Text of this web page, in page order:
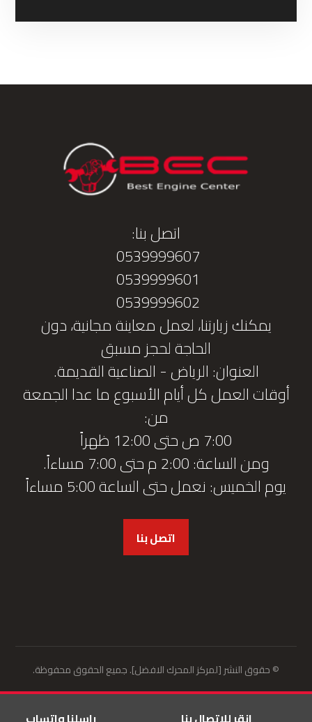
اتصل بنا:
0539999607
0539999601
0539999602
يمكنك زيارتنا، لعمل معاينة مجانية، دون
الحاجة لحجز مسبق
العنوان: الرياض - الصناعية القديمة.
أوقات العمل كل أيام الأسبوع ما عدا الجمعة
من:
7:00 ص حتى 12:00 ظهراً
ومن الساعة: 2:00 م حتى 7:00 مساءاً.
يوم الخميس: نعمل حتى الساعة 5:00 مساءاً
اتصل بنا
© حقوق النشر [لمركز المحرك الافضل]. جميع الحقوق محفوظة.